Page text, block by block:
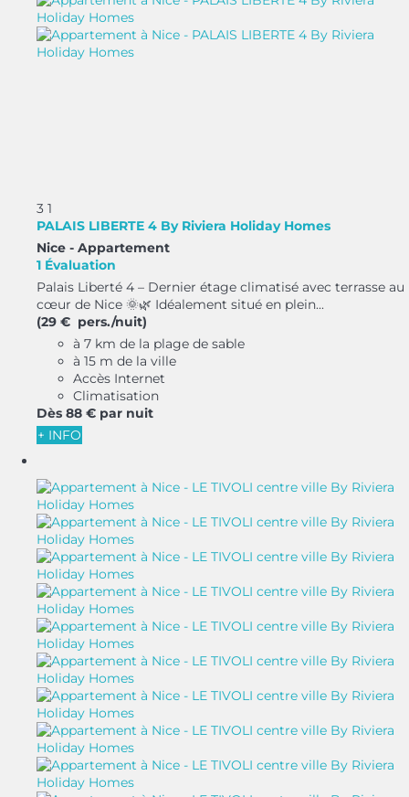
3 1
PALAIS LIBERTE 4 By Riviera Holiday Homes
Nice - Appartement
1 Évaluation
Palais Liberté 4 – Dernier étage climatisé avec terrasse au
cœur de Nice 🌞🌿 Idéalement situé en plein...
(29 € pers./nuit)
à 7 km de la plage de sable
à 15 m de la ville
Accès Internet
Climatisation
Dès 88 € par nuit
+ INFO